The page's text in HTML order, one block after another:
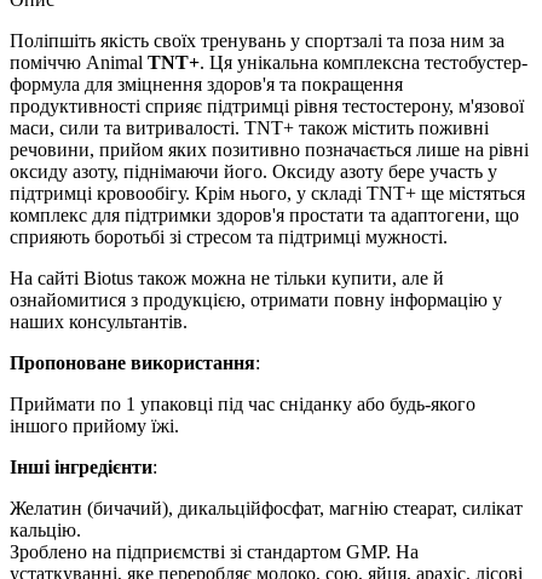
Поліпшіть якість своїх тренувань у спортзалі та поза ним за
поміччю Animal TNT+. Ця унікальна комплексна тестобустер-
формула для зміцнення здоров'я та покращення
продуктивності сприяє підтримці рівня тестостерону, м'язової
маси, сили та витривалості. TNT+ також містить поживні
речовини, прийом яких позитивно позначається лише на рівні
оксиду азоту, піднімаючи його. Оксиду азоту бере участь у
підтримці кровообігу. Крім нього, у складі TNT+ ще містяться
комплекс для підтримки здоров'я простати та адаптогени, що
сприяють боротьбі зі стресом та підтримці мужності.
На сайті Biotus також можна не тільки купити, але й
ознайомитися з продукцією, отримати повну інформацію у
наших консультантів.
Пропоноване використання:
Приймати по 1 упаковці під час сніданку або будь-якого
іншого прийому їжі.
Інші інгредієнти:
Желатин (бичачий), дикальційфосфат, магнію стеарат, силікат
кальцію.
Зроблено на підприємстві зі стандартом GMP. На
устаткуванні, яке переробляє молоко, сою, яйця, арахіс, лісові